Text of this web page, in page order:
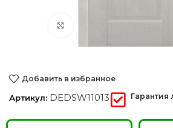
Добавить в избранное
Артикул: DEDSW11013 Гарантия